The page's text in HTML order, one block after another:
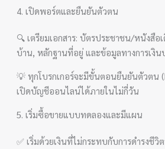
4. เปิดพอร์ตและยืนยันตัวตน
🔍 เตรียมเอกสาร: บัตรประชาชน/หนังสือ
บ้าน, หลักฐานที่อยู่ และข้อมูลทางการเงิน
💡 ทุกโบรกเกอร์จะมีขั้นตอนยืนยันตัวตน
เปิดบัญชีออนไลน์ได้ภายในไม่กี่วัน
5. เริ่มซื้อขายแบบทดลองและมีแผน
✅ เริ่มด้วยเงินที่ไม่กระทบกับการดำรงชีวิ